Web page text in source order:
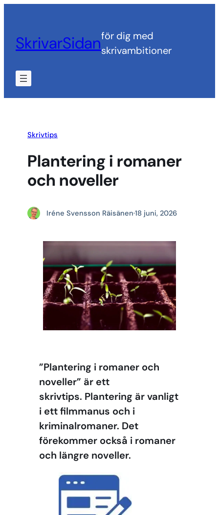
innehåll
SkrivarSidanför dig med
skrivambitioner
Skrivtips
Plantering i romaner
och noveller
Iréne Svensson Räisänen·18 juni, 2026
”Plantering i romaner och
noveller” är ett
skrivtips. Plantering är vanligt
i ett filmmanus och i
kriminalromaner. Det
förekommer också i romaner
och längre noveller.